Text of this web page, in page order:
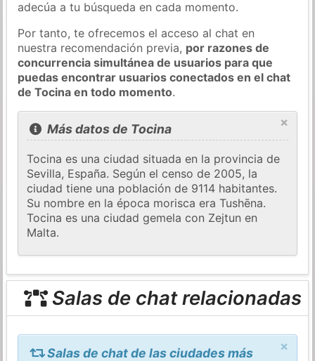
adecúa a tu búsqueda en cada momento.
Por tanto, te ofrecemos el acceso al chat en
nuestra recomendación previa, por razones de
concurrencia simultánea de usuarios para que
puedas encontrar usuarios conectados en el chat
de Tocina en todo momento.
×
Más datos de Tocina
Tocina es una ciudad situada en la provincia de
Sevilla, España. Según el censo de 2005, la
ciudad tiene una población de 9114 habitantes.
Su nombre en la época morisca era Tushēna.
Tocina es una ciudad gemela con Zejtun en
Malta.
Salas de chat relacionadas
×
Salas de chat de las ciudades más